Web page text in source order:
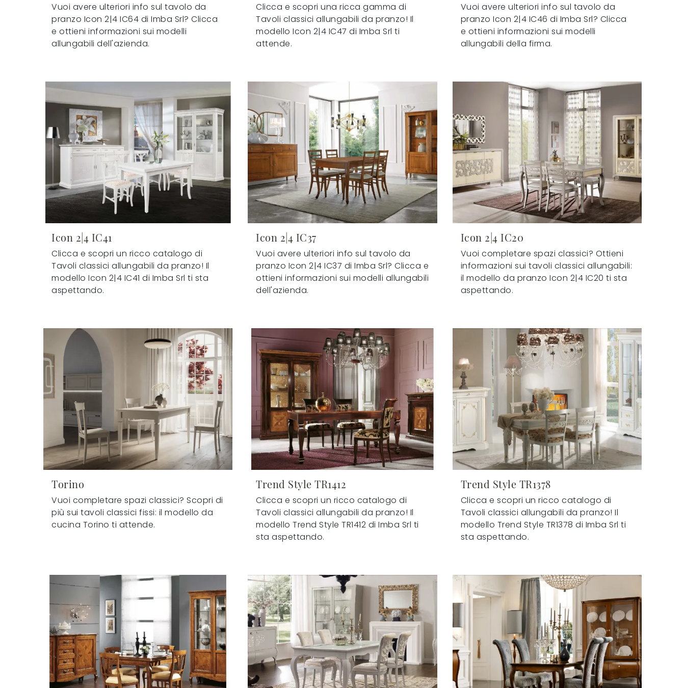
Vuoi avere ulteriori info sul tavolo da
pranzo Icon 2|4 IC64 di Imba Srl? Clicca
e ottieni informazioni sui modelli
allungabili dell'azienda.
Clicca e scopri una ricca gamma di
Tavoli classici allungabili da pranzo! Il
modello Icon 2|4 IC47 di Imba Srl ti
attende.
Vuoi avere ulteriori info sul tavolo da
pranzo Icon 2|4 IC46 di Imba Srl? Clicca
e ottieni informazioni sui modelli
allungabili della firma.
Icon 2|4 IC41
Clicca e scopri un ricco catalogo di
Tavoli classici allungabili da pranzo! Il
modello Icon 2|4 IC41 di Imba Srl ti sta
aspettando.
Icon 2|4 IC37
Vuoi avere ulteriori info sul tavolo da
pranzo Icon 2|4 IC37 di Imba Srl? Clicca e
ottieni informazioni sui modelli allungabili
dell'azienda.
Icon 2|4 IC20
Vuoi completare spazi classici? Ottieni
informazioni sui tavoli classici allungabili:
il modello da pranzo Icon 2|4 IC20 ti sta
aspettando.
Torino
Vuoi completare spazi classici? Scopri di
più sui tavoli classici fissi: il modello da
cucina Torino ti attende.
Trend Style TR1412
Clicca e scopri un ricco catalogo di
Tavoli classici allungabili da pranzo! Il
modello Trend Style TR1412 di Imba Srl ti
sta aspettando.
Trend Style TR1378
Clicca e scopri un ricco catalogo di
Tavoli classici allungabili da pranzo! Il
modello Trend Style TR1378 di Imba Srl ti
sta aspettando.